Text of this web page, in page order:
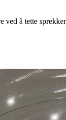
ved å tette sprekker